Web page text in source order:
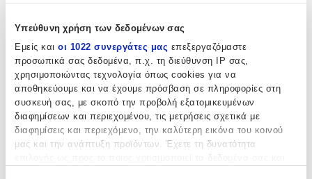
Υπεύθυνη χρήση των δεδομένων σας
Εμείς και οι 1022 συνεργάτες μας επεξεργαζόμαστε
προσωπικά σας δεδομένα, π.χ. τη διεύθυνση IP σας,
χρησιμοποιώντας τεχνολογία όπως cookies για να
αποθηκεύουμε και να έχουμε πρόσβαση σε πληροφορίες στη
συσκευή σας, με σκοπό την προβολή εξατομικευμένων
διαφημίσεων και περιεχομένου, τις μετρήσεις σχετικά με
διαφημίσεις και περιεχόμενο, την καλύτερη εικόνα του κοινού
μας και την ανάπτυξη προϊόντων. Έχετε τη δυνατότητα
Κατασκευαστής:
Verorama
με Πέρλες:
Όχι
Επιχρυσωμένο
Ναι
Περιεχόμενα Σετ:
Δαχτυλίδι